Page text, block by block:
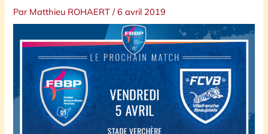
Par Matthieu ROHAERT/6 avril 2019